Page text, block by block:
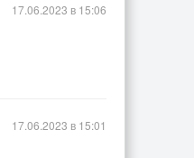
17.06.2023 в 15:06
17.06.2023 в 15:01